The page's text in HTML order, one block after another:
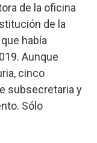
de la oficina
de la
que había
Aunque
cinco
subsecretaria y
Sólo